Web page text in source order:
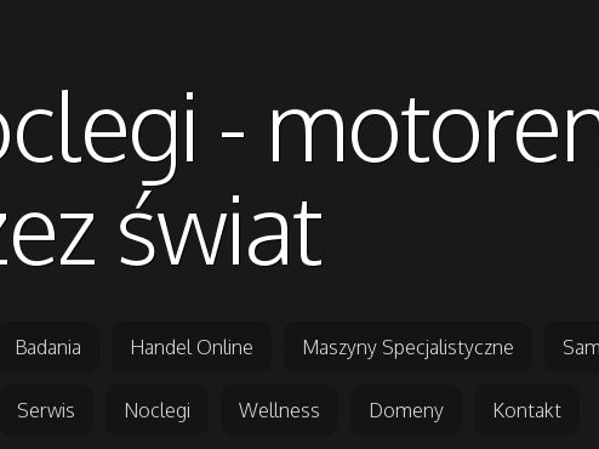
-
świat
Badania Handel Online Maszyny Specjalistyczne
Serwis Noclegi Wellness Domeny Kontakt